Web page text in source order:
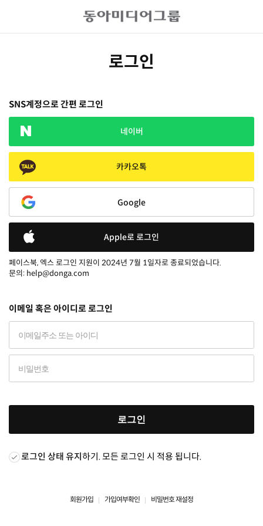
로그인
SNS계정으로 간편 로그인
네이버
카카오톡
Google
Apple로 로그인
페이스북, 엑스 로그인 지원이 2024년 7월 1일자로 종료되었습니다.
문의: help@donga.com
이메일 혹은 아이디로 로그인
로그인
로그인 상태 유지하기. 모든 로그인 시 적용 됩니다.
회원가입 가입여부확인 비밀번호 재설정